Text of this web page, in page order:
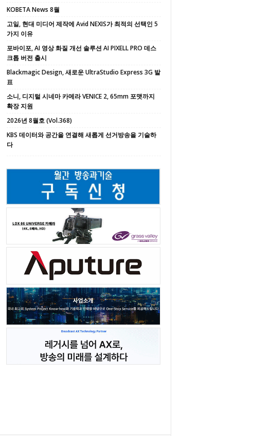
KOBETA News 8월
고일, 현대 미디어 제작에 Avid NEXIS가 최적의 선택인 5
가지 이유
포바이포, AI 영상 화질 개선 솔루션 AI PIXELL PRO 데스
크톱 버전 출시
Blackmagic Design, 새로운 UltraStudio Express 3G 발
표
소니, 디지털 시네마 카메라 VENICE 2, 65mm 포맷까지
확장 지원
2026년 8월호 (Vol.368)
KBS 데이터와 공간을 연결해 새롭게 선거방송을 기술하
다